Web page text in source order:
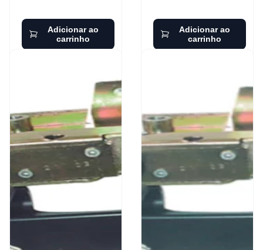
Adicionar ao
carrinho
Adicionar ao
carrinho